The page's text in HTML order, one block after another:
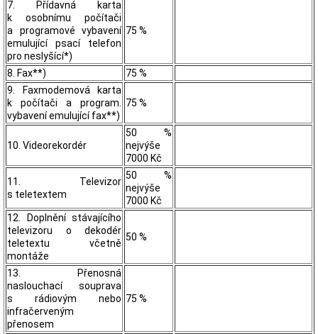
7. Přídavná karta
k osobnímu počítači
a programové vybavení
emulující psací telefon
pro neslyšící*)
75 %
8. Fax**)
75 %
9. Faxmodemová karta
k počítači a program.
vybavení emulující fax**)
75 %
10. Videorekordér
50 %
nejvýše
7000 Kč
11. Televizor
s teletextem
50 %
nejvýše
7000 Kč
12. Doplnění stávajícího
televizoru o dekodér
teletextu včetně
montáže
50 %
13. Přenosná
naslouchací souprava
s rádiovým nebo
infračerveným
přenosem
75 %